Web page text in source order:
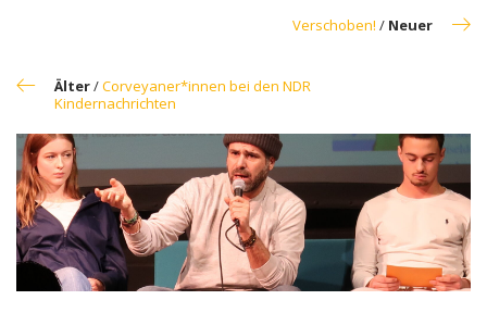
Verschoben! / Neuer
Älter/Corveyaner*innen bei den NDR
Kindernachrichten